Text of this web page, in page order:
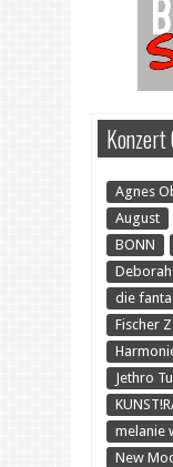
Konzert
Agnes
August
BONN
die
Fischer Z
Jethro Tull
melanie
New